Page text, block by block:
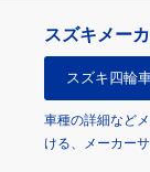
スズキメー
スズキ四輪
車種の詳細など
ける、メーカーサ